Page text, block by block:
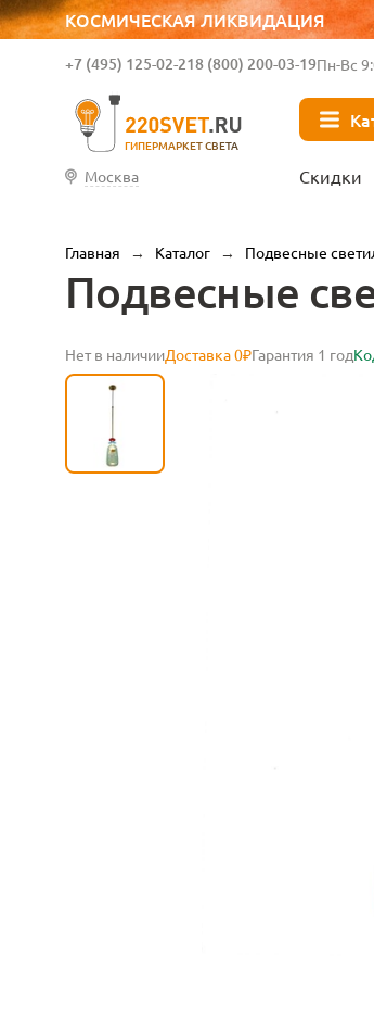
КОСМИЧЕСКАЯ ЛИКВИДАЦИЯ
ГИПЕРМАРКЕТ СВЕТА
+7 (495) 125-02-218 (800) 200-03-19Пн-Вс
Москва Скидки
Главная → Каталог → Подвесные
Подвесные
Нет в наличииДоставка 0₽Гарантия 1 год